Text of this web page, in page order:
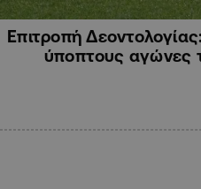
Επιτροπή
ύποπτους αγώνες